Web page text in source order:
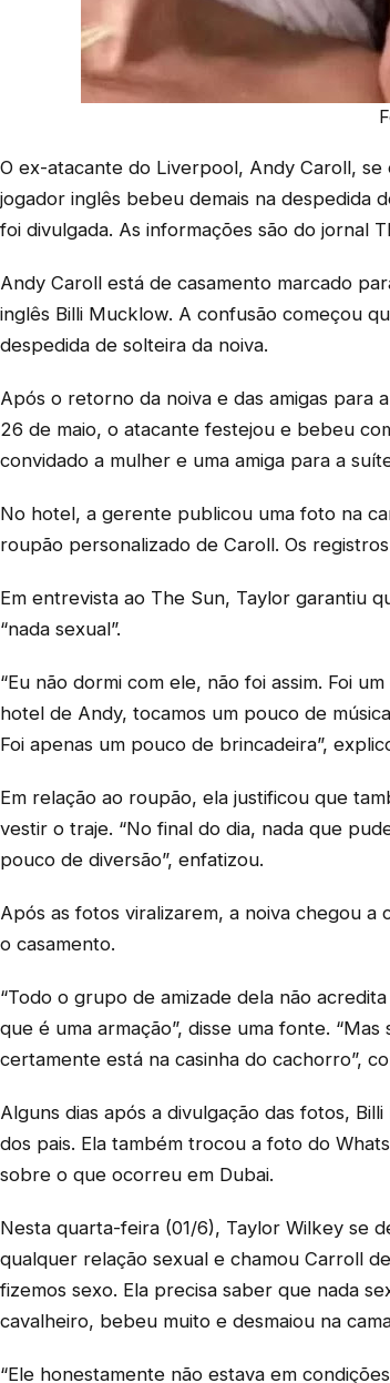
O ex-atacante do Liverpool, Andy Caroll, se
jogador inglês bebeu demais na despedida
foi divulgada. As informações são do jornal
Andy Caroll está de casamento marcado
inglês Billi Mucklow. A confusão começou
despedida de solteira da noiva.
Após o retorno da noiva e das amigas para
26 de maio, o atacante festejou e bebeu
convidado a mulher e uma amiga para a
No hotel, a gerente publicou uma foto na
roupão personalizado de Caroll. Os
Em entrevista ao The Sun, Taylor garantiu
“nada sexual”.
“Eu não dormi com ele, não foi assim. Foi
hotel de Andy, tocamos um pouco de
Foi apenas um pouco de brincadeira”,
Em relação ao roupão, ela justificou que
vestir o traje. “No final do dia, nada que
pouco de diversão”, enfatizou.
Após as fotos viralizarem, a noiva chegou a
o casamento.
“Todo o grupo de amizade dela não
que é uma armação”, disse uma fonte.
certamente está na casinha do cachorro”,
Alguns dias após a divulgação das fotos,
dos pais. Ela também trocou a foto do
sobre o que ocorreu em Dubai.
Nesta quarta-feira (01/6), Taylor Wilkey se
qualquer relação sexual e chamou Carroll
fizemos sexo. Ela precisa saber que nada
cavalheiro, bebeu muito e desmaiou na
“Ele honestamente não estava em